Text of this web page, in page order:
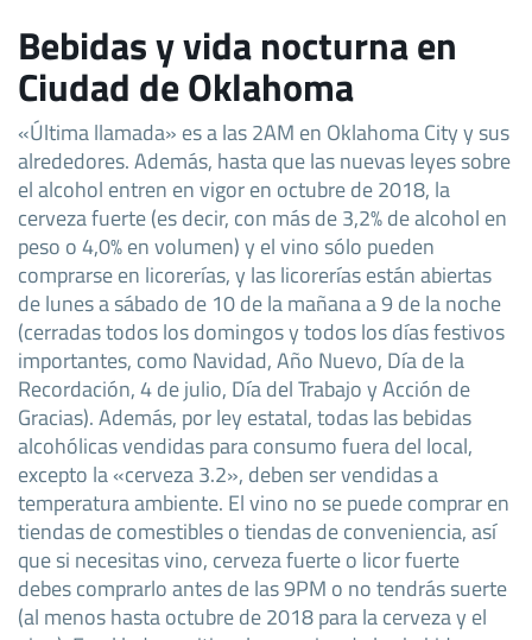
Bebidas y vida nocturna en
Ciudad de Oklahoma
«Última llamada» es a las 2AM en Oklahoma City y sus
alrededores. Además, hasta que las nuevas leyes sobre
el alcohol entren en vigor en octubre de 2018, la
cerveza fuerte (es decir, con más de 3,2% de alcohol en
peso o 4,0% en volumen) y el vino sólo pueden
comprarse en licorerías, y las licorerías están abiertas
de lunes a sábado de 10 de la mañana a 9 de la noche
(cerradas todos los domingos y todos los días festivos
importantes, como Navidad, Año Nuevo, Día de la
Recordación, 4 de julio, Día del Trabajo y Acción de
Gracias). Además, por ley estatal, todas las bebidas
alcohólicas vendidas para consumo fuera del local,
excepto la «cerveza 3.2», deben ser vendidas a
temperatura ambiente. El vino no se puede comprar en
tiendas de comestibles o tiendas de conveniencia, así
que si necesitas vino, cerveza fuerte o licor fuerte
debes comprarlo antes de las 9PM o no tendrás suerte
(al menos hasta octubre de 2018 para la cerveza y el